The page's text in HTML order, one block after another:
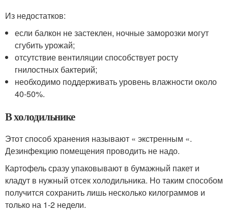
Из недостатков:
если балкон не застеклен, ночные заморозки могут
сгубить урожай;
отсутствие вентиляции способствует росту
гнилостных бактерий;
необходимо поддерживать уровень влажности около
40-50%.
В холодильнике
Этот способ хранения называют « экстренным «.
Дезинфекцию помещения проводить не надо.
Картофель сразу упаковывают в бумажный пакет и
кладут в нужный отсек холодильника. Но таким способом
получится сохранить лишь несколько килограммов и
только на 1-2 недели.